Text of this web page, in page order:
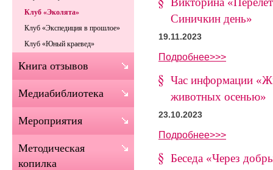
Синичкин день»
19.11.2023
Подробнее>>>
Час информации
животных осенью»
23.10.2023
Подробнее>>>
Беседа «Через
Клуб «Эколята»
Клуб «Экспедиция в прошлое»
Клуб «Юный краевед»
Книга отзывов
Медиабиблиотека
Мероприятия
Методическая
копилка